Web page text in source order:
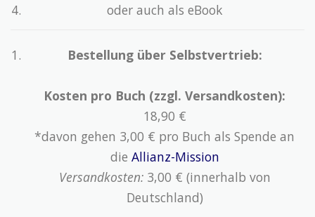
oder auch als eBook
Bestellung über Selbstvertrieb:
Kosten pro Buch (zzgl. Versandkosten):
18,90 €
*davon gehen 3,00 € pro Buch als Spende an
die Allianz-Mission
Versandkosten:3,00 € (innerhalb von
Deutschland)